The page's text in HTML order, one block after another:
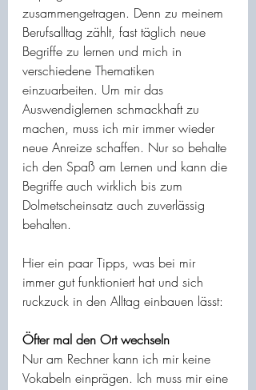
zusammengetragen. Denn zu meinem
Berufsalltag zählt, fast täglich neue
Begriffe zu lernen und mich in
verschiedene Thematiken
einzuarbeiten. Um mir das
Auswendiglernen schmackhaft zu
machen, muss ich mir immer wieder
neue Anreize schaffen. Nur so behalte
ich den Spaß am Lernen und kann die
Begriffe auch wirklich bis zum
Dolmetscheinsatz auch zuverlässig
behalten.
Hier ein paar Tipps, was bei mir
immer gut funktioniert hat und sich
ruckzuck in den Alltag einbauen lässt:
Öfter mal den Ort wechseln
Nur am Rechner kann ich mir keine
Vokabeln einprägen. Ich muss mir eine